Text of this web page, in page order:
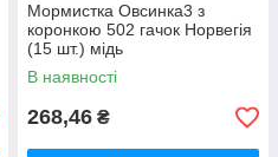
Мормистка Овсинка3 з
коронкою 502 гачок Норвегія
(15 шт.) мідь
В наявності
268,46 ₴